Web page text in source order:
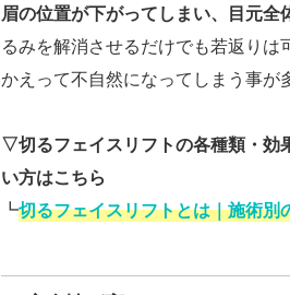
眉の位置が下がってしまい、目元
るみを解消させるだけでも若返り
かえって不自然になってしまう事が
▽切るフェイスリフトの各種類・効
い方はこちら
┗切るフェイスリフトとは｜施術